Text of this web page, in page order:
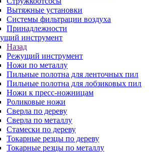
Вытяжные установки
Системы фильтрации воздуха
Принадлежности
инструмент
Назад
Режущий инструмент
Ножи по металлу
Пильные полотна для ленточных пил
Пильные полотна для лобзиковых пил
Ножи к пресс-ножницам
Роликовые ножи
Сверла по дереву
Сверла по металлу
Стамески по дереву
Токарные резцы по дереву
Токарные резцы по металлу